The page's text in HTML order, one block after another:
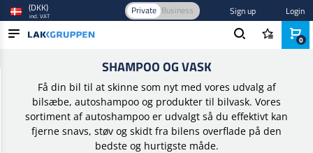
BLOG
BRANDS
(DKK)
incl. VAT Private Business Sign up Login
SHAMPOO OG VASK
Få din bil til at skinne som nyt med vores udvalg af
bilsæbe, autoshampoo og produkter til bilvask. Vores
sortiment af autoshampoo er udvalgt så du effektivt kan
fjerne snavs, støv og skidt fra bilens overflade på den
bedste og hurtigste måde.
0